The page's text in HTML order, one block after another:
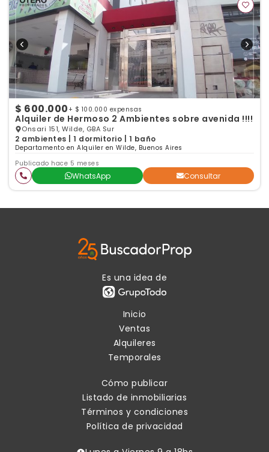
$ 600.000 + $ 100.000 expensas
Alquiler de Hermoso 2 Ambientes sobre avenida !!!!
Onsari 151, Wilde, GBA Sur
2 ambientes | 1 dormitorio | 1 baño
Departamento en Alquiler en Wilde, Buenos Aires
Publicado hace 5 meses
WhatsApp Consultar
Es una idea de
Inicio
Ventas
Alquileres
Temporales
Cómo publicar
Listado de inmobiliarias
Términos y condiciones
Política de privacidad